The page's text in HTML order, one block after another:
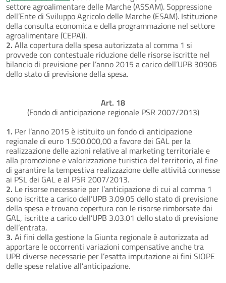
settore agroalimentare delle Marche (ASSAM). Soppressione
dell’Ente di Sviluppo Agricolo delle Marche (ESAM). Istituzione
della consulta economica e della programmazione nel settore
agroalimentare (CEPA)).
2. Alla copertura della spesa autorizzata al comma 1 si
provvede con contestuale riduzione delle risorse iscritte nel
bilancio di previsione per l’anno 2015 a carico dell’UPB 30906
dello stato di previsione della spesa.
Art. 18
(Fondo di anticipazione regionale PSR 2007/2013)
1. Per l’anno 2015 è istituito un fondo di anticipazione
regionale di euro 1.500.000,00 a favore dei GAL per la
realizzazione delle azioni relative al marketing territoriale e
alla promozione e valorizzazione turistica del territorio, al fine
di garantire la tempestiva realizzazione delle attività connesse
ai PSL dei GAL e al PSR 2007/2013.
2. Le risorse necessarie per l’anticipazione di cui al comma 1
sono iscritte a carico dell’UPB 3.09.05 dello stato di previsione
della spesa e trovano copertura con le risorse rimborsate dai
GAL, iscritte a carico dell’UPB 3.03.01 dello stato di previsione
dell’entrata.
3. Ai fini della gestione la Giunta regionale è autorizzata ad
apportare le occorrenti variazioni compensative anche tra
UPB diverse necessarie per l’esatta imputazione ai fini SIOPE
delle spese relative all’anticipazione.